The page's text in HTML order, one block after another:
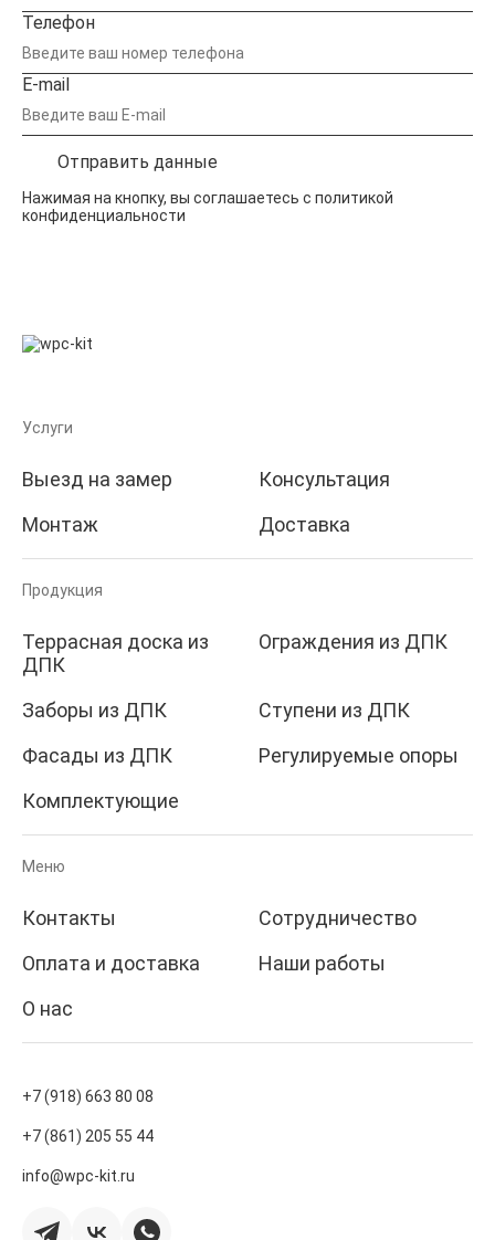
Телефон
E-mail
Отправить данные
Нажимая на кнопку, вы соглашаетесь с политикой
конфиденциальности
+7 (918) 663 80 08
+7 (861) 205 55 44
info@wpc-kit.ru
Услуги
Выезд на замер
Консультация
Монтаж
Доставка
Продукция
Террасная доска из
ДПК
Ограждения из ДПК
Заборы из ДПК
Ступени из ДПК
Фасады из ДПК
Регулируемые опоры
Комплектующие
Меню
Контакты
Сотрудничество
Оплата и доставка
Наши работы
О нас